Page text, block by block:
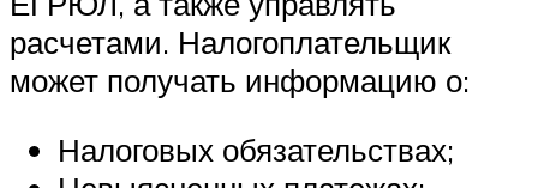
расчетами. Налогоплательщик
может получать информацию о:
Налоговых обязательствах;